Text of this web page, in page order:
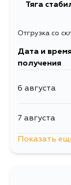
Тяга
Отгрузка со
Дата и
получения
6 августа
7 августа
Показать